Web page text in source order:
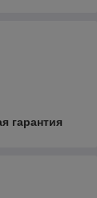
гарантия